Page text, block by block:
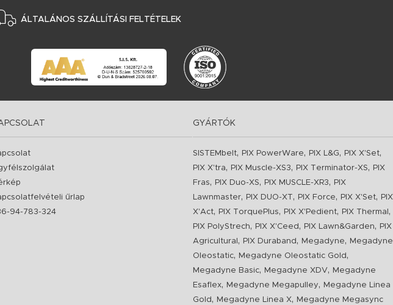
ÁLTALÁNOS SZÁLLÍTÁSI FELTÉTELEK
űrlap
94-783-324
GYÁRTÓK
SISTEMbelt, PIX PowerWare, PIX L&G, PIX X'Set,
PIX X'tra, PIX Muscle-XS3, PIX Terminator-XS,
PIX
Fras, PIX Duo-XS, PIX MUSCLE-XR3,
PIX
Lawnmaster, PIX DUO-XT , PIX Force, PIX X'Set,
PIX
X'Act, PIX TorquePlus, PIX X'Pedient, PIX Thermal ,
PIX PolyStrech, PIX X'Ceed , PIX Lawn&Garden,
PIX
Agricultural , PIX Duraband , Megadyne,
Megadyne
Oleostatic, Megadyne Oleostatic Gold ,
Megadyne Basic, Megadyne XDV,
Megadyne
Esaflex, Megadyne Megapulley,
Megadyne Linea
Gold , Megadyne Linea X,
Megadyne Megasync